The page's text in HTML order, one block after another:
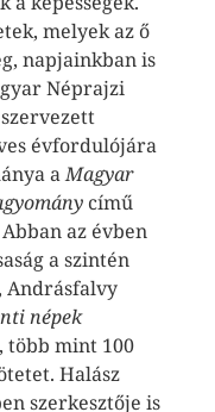
melyek az ő
napjainkban is
Néprajzi
évfordulójára
aMagyar
című
az évben
a szintén
Andrásfalvy
népek
több mint 100
Halász
szerkesztője is